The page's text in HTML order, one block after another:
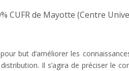
CUFR de Mayotte (Centre
but d’améliorer les
Il s’agira de préciser le